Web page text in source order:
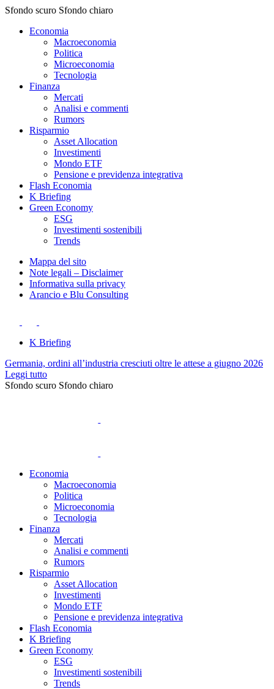
Sfondo scuro Sfondo chiaro
Economia
Macroeconomia
Politica
Microeconomia
Tecnologia
Finanza
Mercati
Analisi e commenti
Rumors
Risparmio
Asset Allocation
Investimenti
Mondo ETF
Pensione e previdenza integrativa
Flash Economia
K Briefing
Green Economy
ESG
Investimenti sostenibili
Trends
Mappa del sito
Note legali – Disclaimer
Informativa sulla privacy
Arancio e Blu Consulting
K Briefing
Germania, ordini all’industria cresciuti oltre le attese a giugno 2026
Leggi tutto
Sfondo scuro Sfondo chiaro
Economia
Macroeconomia
Politica
Microeconomia
Tecnologia
Finanza
Mercati
Analisi e commenti
Rumors
Risparmio
Asset Allocation
Investimenti
Mondo ETF
Pensione e previdenza integrativa
Flash Economia
K Briefing
Green Economy
ESG
Investimenti sostenibili
Trends